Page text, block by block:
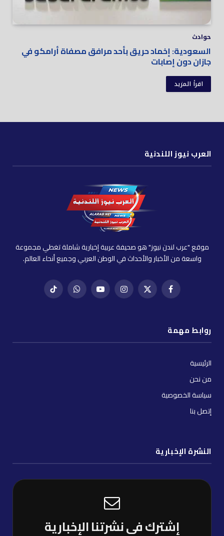
حوادث
السعودية: إخماد حريق بأحد مرافق مصفاة أرامكو في
جازان دون إصابات
اقرأ المزيد
العرب نيوز اللندنية
موقع "عرب لندن نيوز" هو صحيفة عربية إخبارية شاملة تغطي مجموعة
واسعة من الأخبار والأحداث في الوطن العربي وجميع أنحاء العالم.
فيسبوكX
إنستغراميوتيوب واتساب تيك
روابط مهمة
الرئيسية
من نحن
سياسة الخصوصية
إتصل بنا
النشرة الإخبارية
إشترك فى نشرتنا الإخبارية